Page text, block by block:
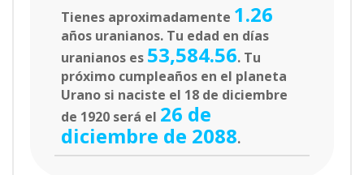
Tienes aproximadamente 1.26
años uranianos. Tu edad en días
uranianos es 53,584.56. Tu
próximo cumpleaños en el planeta
Urano si naciste el 18 de diciembre
de 1920 será el 26 de
diciembre de 2088.